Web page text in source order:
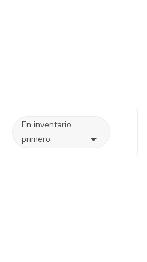
En inventario
primero
